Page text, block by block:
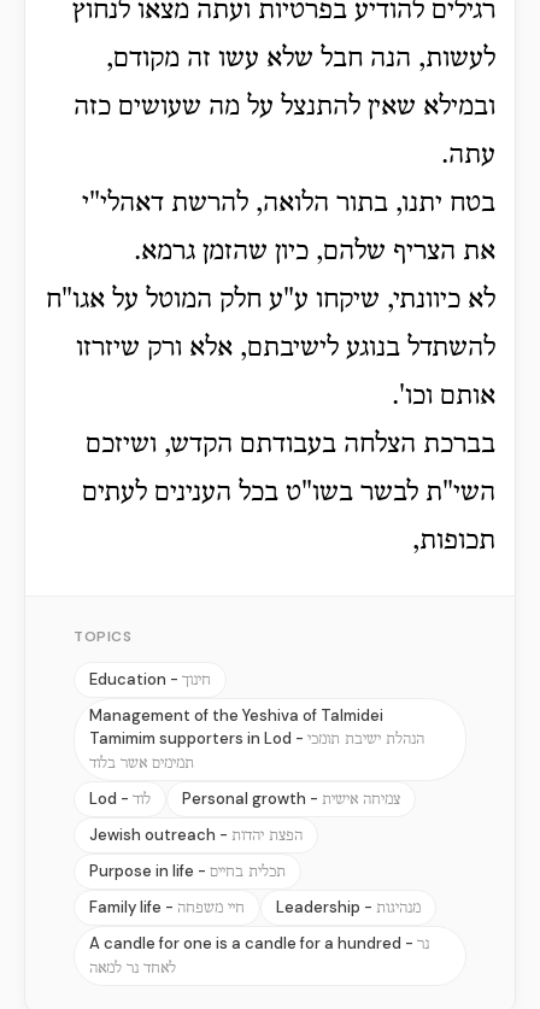
רגילים להודיע בפרטיות ועתה מצאו לנחוץ
לעשות, הנה חבל שלא עשו זה מקודם,
ובמילא שאין להתנצל על מה שעושים כזה
עתה.
בטח יתנו, בתור הלואה, להרשת דאהלי"י
את הצריף שלהם, כיון שהזמן גרמא.
לא כיוונתי, שיקחו ע"ע חלק המוטל על אגו"ח
להשתדל בנוגע לישיבתם, אלא ורק שיזרזו
אותם וכו'.
בברכת הצלחה בעבודתם הקדש, ושיזכם
השי"ת לבשר בשו"ט בכל הענינים לעתים
תכופות,
TOPICS
Education - חינוך
Management of the Yeshiva of Talmidei
Tamimim supporters in Lod - הנהלת ישיבת תומכי
תמימים אשר בלוד
Lod - לוד Personal growth - צמיחה אישית
Jewish outreach - הפצת יהדות
Purpose in life - תכלית בחיים
Family life - חיי משפחה Leadership - מנהיגות
A candle for one is a candle for a hundred - נר
לאחד נר למאה